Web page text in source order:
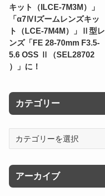
キット（ILCE-7M3M）」
「α7ⅣIズームレンズキッ
ト（LCE-7M4M）」Ⅱ型レ
ンズ「FE 28-70mm F3.5-
5.6 OSS Ⅱ（SEL28702
）」に！
カテゴリー
リ
ー
アーカイブ